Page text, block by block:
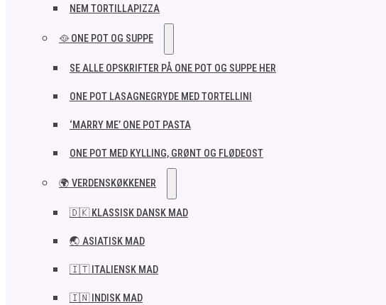
NEM TORTILLAPIZZA
🥘 ONE POT OG SUPPE
SE ALLE OPSKRIFTER PÅ ONE POT OG SUPPE HER
ONE POT LASAGNEGRYDE MED TORTELLINI
‘MARRY ME’ ONE POT PASTA
ONE POT MED KYLLING, GRØNT OG FLØDEOST
🌍 VERDENSKØKKENER
🇩🇰 KLASSISK DANSK MAD
🌏 ASIATISK MAD
🇮🇹 ITALIENSK MAD​
🇮🇳 INDISK MAD​